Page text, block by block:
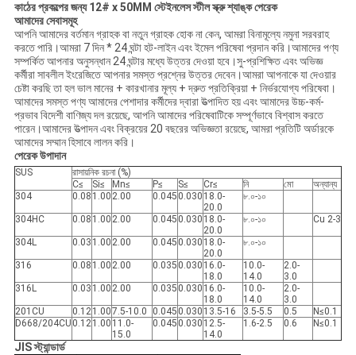
কাঠের প্রকল্পের জন্য 12# x 50MM স্টেইনলেস স্টীল স্ক্রু শ্যাঙ্ক পেরেক
আমাদের সেবাসমূহ
আপনি আমাদের বর্তমান গ্রাহক বা নতুন গ্রাহক হোক না কেন, আমরা বিনামূল্যে নমুনা সরবরাহ
করতে পারি।আমরা 7 দিন * 24 ঘন্টা হট-লাইন এবং ইমেল পরিষেবা প্রদান করি।আমাদের পণ্য
সম্পর্কিত আপনার অনুসন্ধান 24 ঘন্টার মধ্যে উত্তর দেওয়া হবে।সু-প্রশিক্ষিত এবং অভিজ্ঞ
কর্মীরা সাবলীল ইংরেজিতে আপনার সমস্ত প্রশ্নের উত্তর দেবেন।আমরা আপনাকে যা দেওয়ার
চেষ্টা করছি তা হল ভাল মানের + কারখানার মূল্য + দ্রুত প্রতিক্রিয়া + নির্ভরযোগ্য পরিষেবা।
আমাদের সমস্ত পণ্য আমাদের পেশাদার কর্মীদের দ্বারা উত্পাদিত হয় এবং আমাদের উচ্চ-কর্ম-
প্রভাব বিদেশী বাণিজ্য দল রয়েছে, আপনি আমাদের পরিষেবাটিকে সম্পূর্ণভাবে বিশ্বাস করতে
পারেন।আমাদের উত্পাদন এবং বিক্রয়ের 20 বছরের অভিজ্ঞতা রয়েছে, আমরা প্রতিটি অর্ডারকে
আমাদের সম্মান হিসাবে লালন করি।
পেরেক উপাদান
SUS
রাসায়নিক রচনা (%)
C≤
Si≤ Mn≤ P≤ S≤ Cr≤ নি মো
অন্যান্য
304
0.08 1.00 2.00 0.045 0.030 18.0-
20.0
৮.০-১০
304HC 0.08 1.00 2.00 0.045 0.030 18.0-
20.0
৮.০-১০ Cu 2-3
304L 0.03 1.00 2.00 0.045 0.030 18.0-
20.0
৮.০-১০
316 0.08 1.00 2.00 0.035 0.030 16.0-
18.0
10.0-
14.0
2.0-
3.0
316L
0.03 1.00 2.00 0.035 0.030 16.0-
18.0
10.0-
14.0
2.0-
3.0
201CU
0.121.007.5-10.0 0.045 0.030 13.5-16 3.5-5.5 0.5
N≤0.1
D668/204CU 0.121.00 11.0-
15.0
0.045 0.030 12.5-
14.0
1.6-2.5 0.6 N≤0.1
JIS স্ট্যান্ডার্ড